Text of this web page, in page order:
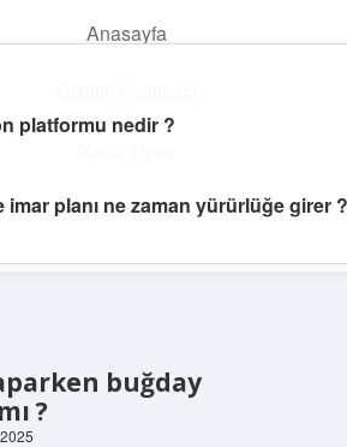
Anasayfa
Hakkımızda
Yaşam Tüyoları
ferahlık katan öneriler!
buğday
?
platformu nedir ?
imar planı ne zaman yürürlüğe girer ?